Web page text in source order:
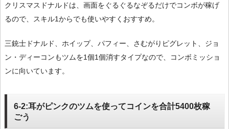
クリスマスドナルドは、画面をぐるぐるなぞるだけでコンボが稼げ
るので、スキル1からでも使いやすくおすすめ。
三銃士ドナルド、ホイップ、パフィー、さむがりピグレット、ジョ
ン・ディーコンもツムを1個1個消すタイプなので、コンボミッショ
ンに向いています。
6-2:耳がピンクのツムを使ってコインを合計5400枚稼
ごう